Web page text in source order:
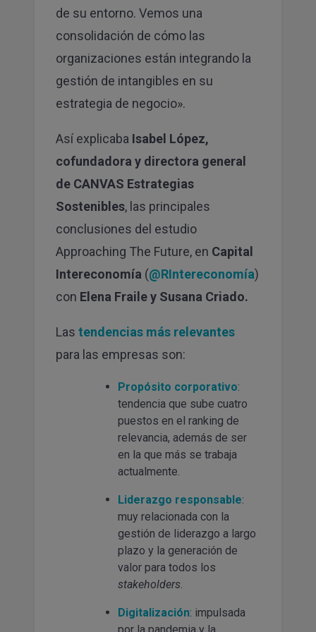
de su entorno. Vemos una
consolidación de cómo las
organizaciones están integrando la
gestión de intangibles en su
estrategia de negocio».
Así explicaba Isabel López,
cofundadora y directora general
de CANVAS Estrategias
Sostenibles , las principales
conclusiones del estudio
Approaching The Future, en Capital
Intereconomía (@RIntereconomía)
con Elena Fraile y Susana Criado.
Las tendencias más relevantes
para las empresas son:
Propósito corporativo:
tendencia que sube cuatro
puestos en el ranking de
relevancia, además de ser
en la que más se trabaja
actualmente.
Liderazgo responsable:
muy relacionada con la
gestión de liderazgo a largo
plazo y la generación de
valor para todos los
stakeholders
Digitalización: impulsada
por la pandemia y la
SUSCRIBIRME